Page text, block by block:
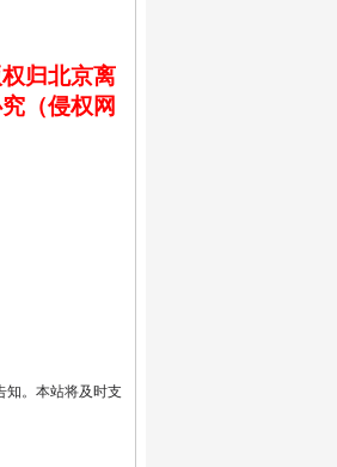
归北京离
（侵权网
知。本站将及时支